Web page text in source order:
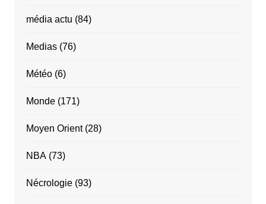
média actu (84)
Medias(76)
Météo(6)
Monde(171)
Moyen Orient(28)
NBA(73)
Nécrologie(93)